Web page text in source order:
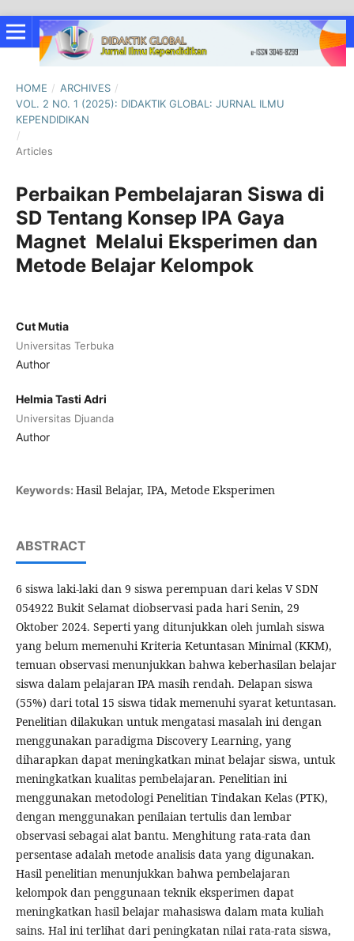
HOME / ARCHIVES /
VOL. 2 NO. 1 (2025): DIDAKTIK GLOBAL: JURNAL ILMU
KEPENDIDIKAN
/
Articles
Perbaikan Pembelajaran Siswa di
SD Tentang Konsep IPA Gaya
Magnet Melalui Eksperimen dan
Metode Belajar Kelompok
Cut Mutia
Universitas Terbuka
Author
Helmia Tasti Adri
Universitas Djuanda
Author
Keywords: Hasil Belajar, IPA, Metode Eksperimen
ABSTRACT
6 siswa laki-laki dan 9 siswa perempuan dari kelas V SDN
054922 Bukit Selamat diobservasi pada hari Senin, 29
Oktober 2024. Seperti yang ditunjukkan oleh jumlah siswa
yang belum memenuhi Kriteria Ketuntasan Minimal (KKM),
temuan observasi menunjukkan bahwa keberhasilan belajar
siswa dalam pelajaran IPA masih rendah. Delapan siswa
(55%) dari total 15 siswa tidak memenuhi syarat ketuntasan.
Penelitian dilakukan untuk mengatasi masalah ini dengan
menggunakan paradigma Discovery Learning, yang
diharapkan dapat meningkatkan minat belajar siswa, untuk
meningkatkan kualitas pembelajaran. Penelitian ini
menggunakan metodologi Penelitian Tindakan Kelas (PTK),
dengan menggunakan penilaian tertulis dan lembar
observasi sebagai alat bantu. Menghitung rata-rata dan
persentase adalah metode analisis data yang digunakan.
Hasil penelitian menunjukkan bahwa pembelajaran
kelompok dan penggunaan teknik eksperimen dapat
meningkatkan hasil belajar mahasiswa dalam mata kuliah
sains. Hal ini terlihat dari peningkatan nilai rata-rata siswa,